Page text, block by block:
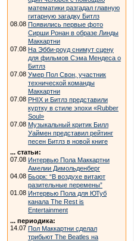
математики разгадал главную
гитарную загадку Битлз
08.08 Появились первые фото
Сирши Ронан в образе Линды
Маккартни
07.08 На Эбби-роуд снимут сцену
для фильмов Сэма Мендеса о
Битлз
07.08 Умер Пол Свон, участник
технической команды
Маккартни
07.08 PHIX и Битлз представили
куртку в стиле эпохи «Rubber
Soul»
07.08 Музыкальный критик Билл
Уаймен представил рейтинг
песен Битлз в новой книге
... статьи:
07.08 Интервью Пола Маккартни
Амелии Димольденберг
04.08 Бьорк: “В воздухе витают
разительные перемены”
01.08 Интервью Пола для ЮТуб
канала The Rest is
Entertainment
... периодика:
14.07 Пол Маккартни сделал
трибьют The Beatles на